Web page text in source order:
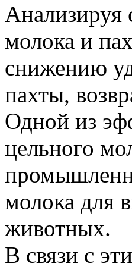
Анализируя
молока и
снижению
пахты,
Одной из
цельного
молока для
животных.
В связи с